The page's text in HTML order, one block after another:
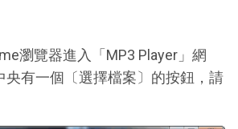
瀏覽器進入「MP3 Player」網
央有一個〔選擇檔案〕的按鈕，請